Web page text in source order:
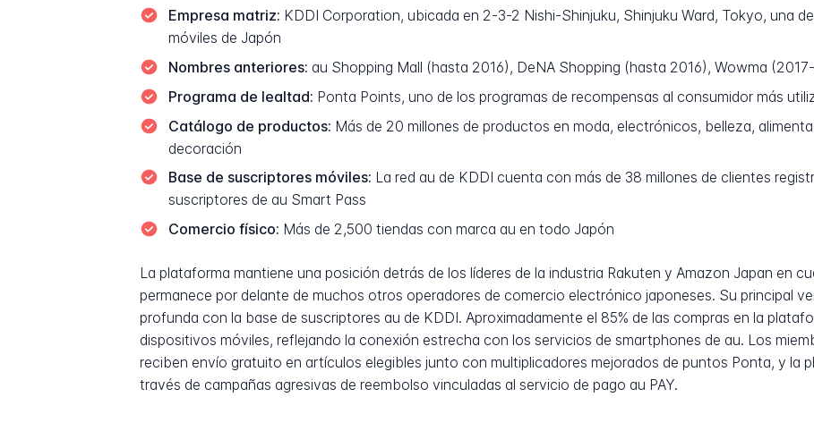
Empresa matriz: KDDI Corporation, ubicada en 2-3-2 Nishi-Shinjuku, Shinjuku Ward, Tokyo, una
móviles de Japón
Nombres anteriores: au Shopping Mall (hasta 2016), DeNA Shopping (hasta 2016), Wowma
Programa de lealtad: Ponta Points, uno de los programas de recompensas al consumidor más
Catálogo de productos: Más de 20 millones de productos en moda, electrónicos, belleza,
decoración
Base de suscriptores móviles: La red au de KDDI cuenta con más de 38 millones de clientes
suscriptores de au Smart Pass
Comercio físico: Más de 2,500 tiendas con marca au en todo Japón
La plataforma mantiene una posición detrás de los líderes de la industria Rakuten y Amazon Japan en
permanece por delante de muchos otros operadores de comercio electrónico japoneses. Su principal
profunda con la base de suscriptores au de KDDI. Aproximadamente el 85% de las compras en la
dispositivos móviles, reflejando la conexión estrecha con los servicios de smartphones de au. Los
reciben envío gratuito en artículos elegibles junto con multiplicadores mejorados de puntos Ponta, y la
través de campañas agresivas de reembolso vinculadas al servicio de pago au PAY.